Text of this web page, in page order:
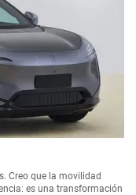
Creo que la movilidad
es una transformación